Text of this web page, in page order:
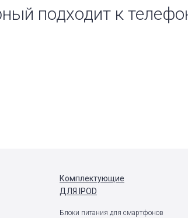
подходит к
Комплектующие
ДЛЯ IPOD
Блоки питания для смартфонов